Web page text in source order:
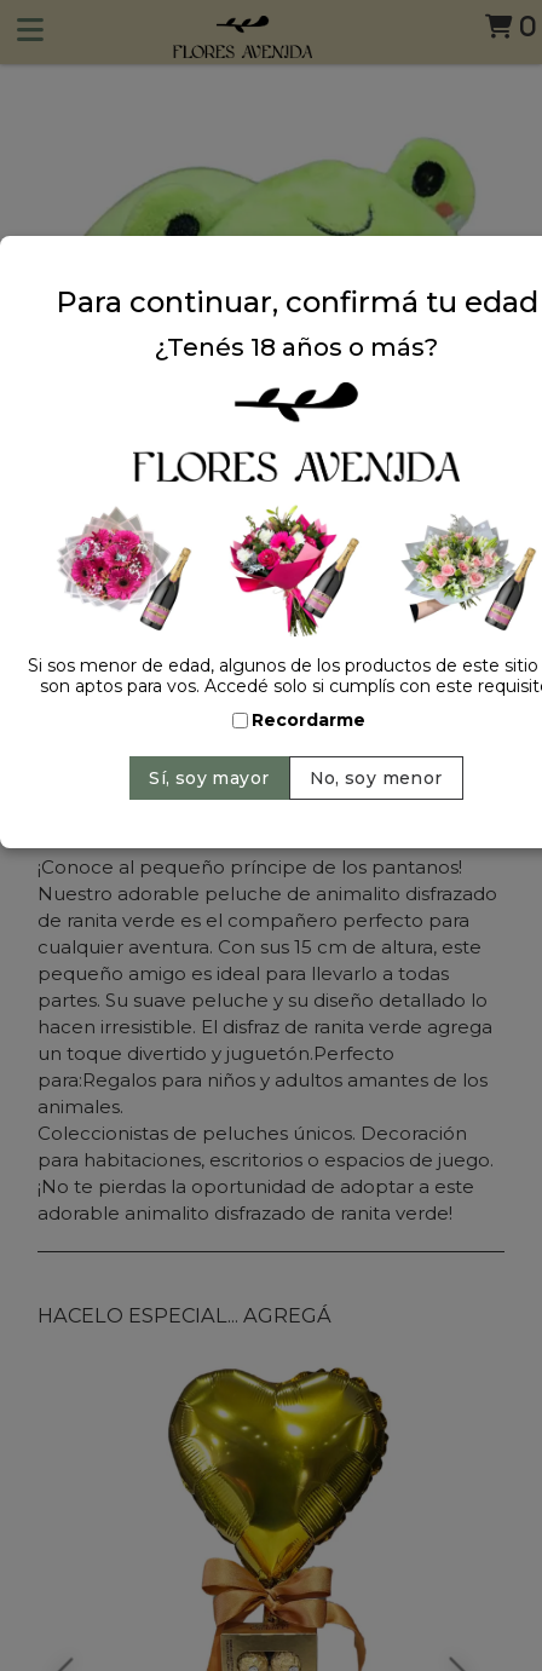
0
Dejá tu opinión
PELUCHE DISFRAZADO RANITA 830919
¡Conoce al pequeño príncipe de los pantanos!
Nuestro adorable peluche de animalito disfrazado
de ranita verde es el compañero perfecto para
cualquier aventura. Con sus 15 cm de altura, este
pequeño amigo es ideal para llevarlo a todas
partes. Su suave peluche y su diseño detallado lo
hacen irresistible. El disfraz de ranita verde agrega
un toque divertido y juguetón.Perfecto
para:Regalos para niños y adultos amantes de los
animales.
Coleccionistas de peluches únicos. Decoración
para habitaciones, escritorios o espacios de juego.
¡No te pierdas la oportunidad de adoptar a este
adorable animalito disfrazado de ranita verde!
HACELO ESPECIAL... AGREGÁ
Para continuar, confirmá tu edad
¿Tenés 18 años o más?
Si sos menor de edad, algunos de los productos de este
son aptos para vos. Accedé solo si cumplís con este
Recordarme